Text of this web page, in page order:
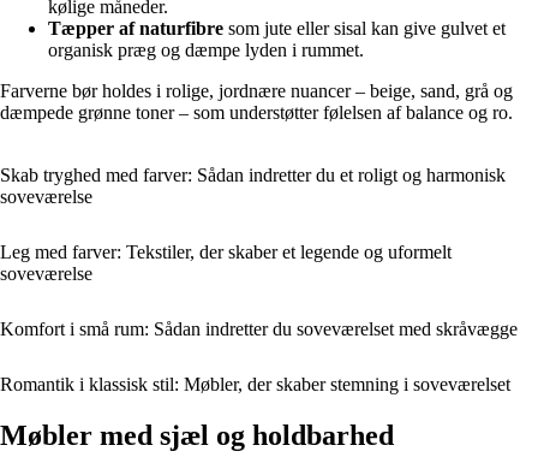
kølige måneder.
Tæpper af naturfibre som jute eller sisal kan give gulvet et
organisk præg og dæmpe lyden i rummet.
Farverne bør holdes i rolige, jordnære nuancer – beige, sand, grå og
dæmpede grønne toner – som understøtter følelsen af balance og ro.
Skab tryghed med farver: Sådan indretter du et roligt og harmonisk
soveværelse
Leg med farver: Tekstiler, der skaber et legende og uformelt
soveværelse
Komfort i små rum: Sådan indretter du soveværelset med skråvægge
Romantik i klassisk stil: Møbler, der skaber stemning i soveværelset
Møbler med sjæl og holdbarhed